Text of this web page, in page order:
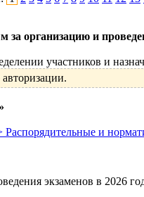
за организацию и
участников и
авторизации.
Распорядительные и
экзаменов в 2026